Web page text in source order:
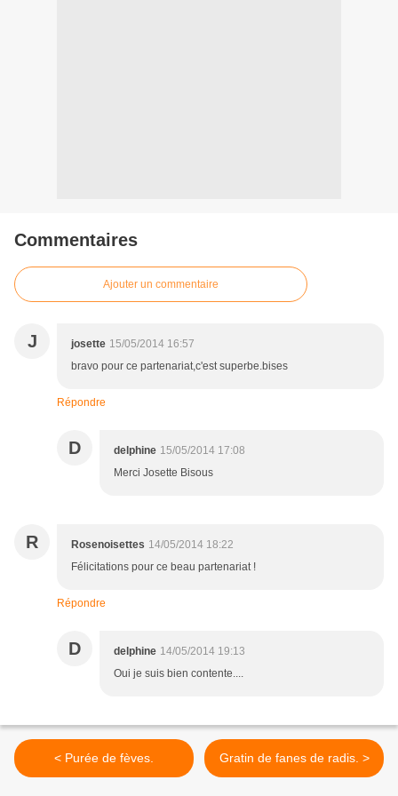
Commentaires
Ajouter un commentaire
J josette 15/05/2014 16:57
bravo pour ce partenariat,c'est superbe.bises
Répondre
D delphine 15/05/2014 17:08
Merci Josette Bisous
R Rosenoisettes 14/05/2014 18:22
Félicitations pour ce beau partenariat !
Répondre
D delphine 14/05/2014 19:13
Oui je suis bien contente....
< Purée de fèves. Gratin de fanes de radis. >